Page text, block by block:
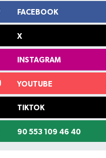
FACEBOOK
X
INSTAGRAM
YOUTUBE
TIKTOK
90 553 109 46 40